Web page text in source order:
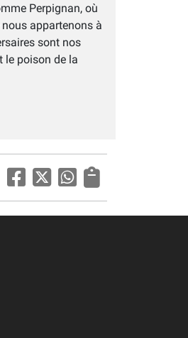
Perpignan, où
appartenons à
sont nos
le poison de la